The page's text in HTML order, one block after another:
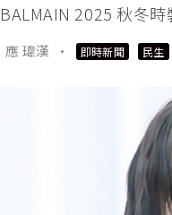
BALMAIN 2025 秋冬
應 瑋漢 · 即時新聞 民生